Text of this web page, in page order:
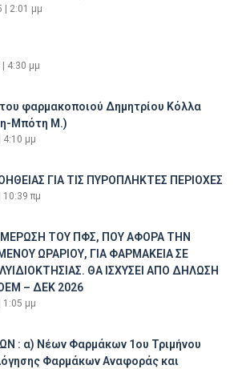
2:01 μμ
4:30 μμ
φαρμακοποιού Δημητρίου Κόλλα
Μπότη Μ.)
4:10 μμ
ΓΙΑ ΤΙΣ ΠΥΡΟΠΛΗΚΤΕΣ ΠΕΡΙΟΧΕΣ
10:39 πμ
ΤΟΥ ΠΦΣ, ΠΟΥ ΑΦΟΡΑ ΤΗΝ
ΩΡΑΡΙΟΥ, ΓΙΑ ΦΑΡΜΑΚΕΙΑ ΣΕ
ΘΑ ΙΣΧΥΣΕΙ ΑΠΟ ΔΗΛΩΣΗ
– ΔΕΚ 2026
1:05 μμ
: α) Νέων Φαρμάκων 1ου Τριμήνου
Φαρμάκων Αναφοράς και